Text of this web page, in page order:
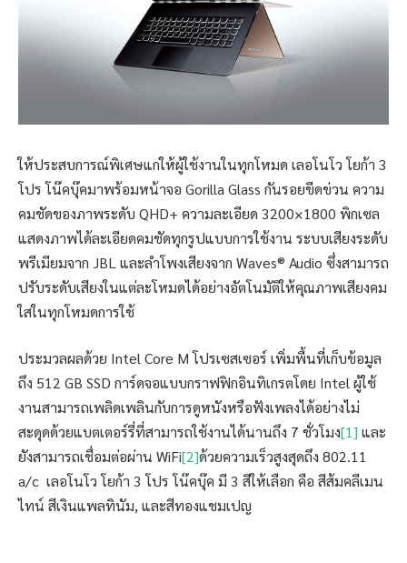
ให้ประสบการณ์พิเศษแก่ให้ผู้ใช้งานในทุกโหมด เลอโนโว โยก้า 3
โปร โน๊คบุ๊คมาพร้อมหน้าจอ Gorilla Glass กันรอยขีดข่วน ความ
คมชัดของภาพระดับ QHD+ ความละเอียด 3200×1800 พิกเซล
แสดงภาพได้ละเอียดคมชัดทุกรูปแบบการใช้งาน ระบบเสียงระดับ
พรีเมียมจาก JBL และลำโพงเสียงจาก Waves® Audio ซึ่งสามารถ
ปรับระดับเสียงในแต่ละโหมดได้อย่างอัตโนมัติให้คุณภาพเสียงคม
ใสในทุกโหมดการใช้
ประมวลผลด้วย Intel Core M โปรเซสเซอร์ เพิ่มพื้นที่เก็บข้อมูล
ถึง 512 GB SSD การ์ดจอแบบกราฟฟิกอินทิเกรตโดย Intel ผู้ใช้
งานสามารถเพลิดเพลินกับการดูหนังหรือฟังเพลงได้อย่างไม่
สะดุดด้วยแบตเตอร์รี่ที่สามารถใช้งานได้นานถึง 7 ชั่วโมง[1] และ
ยังสามารถเชื่อมต่อผ่าน WiFi[2]ด้วยความเร็วสูงสุดถึง 802.11
a/c เลอโนโว โยก้า 3 โปร โน๊คบุ๊ค มี 3 สีให้เลือก คือ สีส้มคลีเมน
ไทน์ สีเงินแพลทินัม, และสีทองแชมเปญ